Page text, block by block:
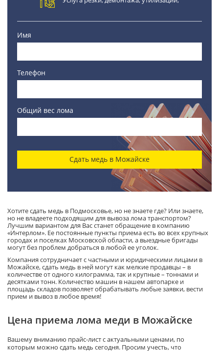
Имя
Телефон
Общий вес лома
Сдать медь в Можайске
Хотите сдать медь в Подмосковье, но не знаете где? Или знаете,
но не владеете подходящим для вывоза лома транспортом?
Лучшим вариантом для Вас станет обращение в компанию
«Интерлом». Ее постоянные пункты приема есть во всех крупных
городах и поселках Московской области, а выездные бригады
могут без проблем добраться в любой ее уголок.
Компания сотрудничает с частными и юридическими лицами в
Можайске, сдать медь в ней могут как мелкие продавцы – в
количестве от одного килограмма, так и крупные – тоннами и
десятками тонн. Количество машин в нашем автопарке и
площадь складов позволяет обрабатывать любые заявки, вести
прием и вывоз в любое время!
Цена приема лома меди в Можайске
Вашему вниманию прайс-лист с актуальными ценами, по
которым можно сдать медь сегодня. Просим учесть, что